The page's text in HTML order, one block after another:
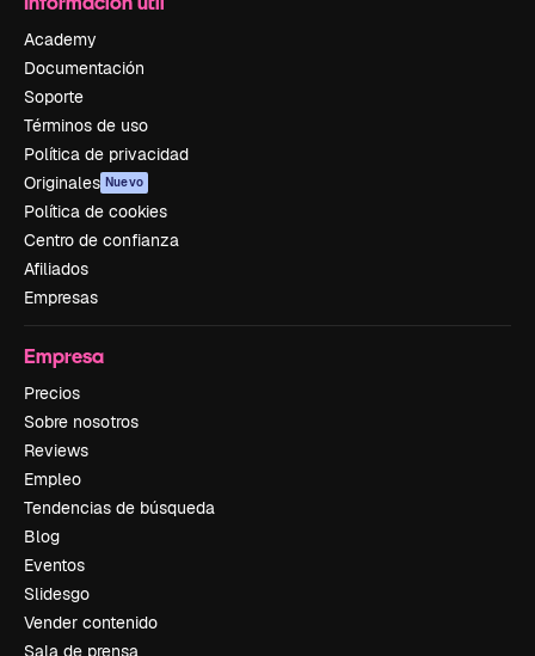
Academy
Documentación
Soporte
Términos de uso
Política de privacidad
Originales Nuevo
Política de cookies
Centro de confianza
Afiliados
Empresas
Empresa
Precios
Sobre nosotros
Reviews
Empleo
Tendencias de búsqueda
Blog
Eventos
Slidesgo
Vender contenido
Sala de prensa